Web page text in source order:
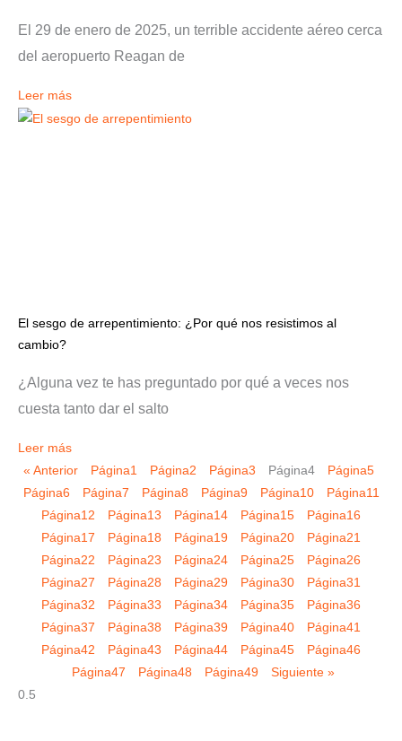
El 29 de enero de 2025, un terrible accidente aéreo cerca
del aeropuerto Reagan de
Leer más
El sesgo de arrepentimiento: ¿Por qué nos resistimos al
cambio?
¿Alguna vez te has preguntado por qué a veces nos
cuesta tanto dar el salto
Leer más
« Anterior Página1 Página2 Página3 Página4 Página5
Página6 Página7 Página8 Página9 Página10 Página11
Página12 Página13 Página14 Página15 Página16
Página17 Página18 Página19 Página20 Página21
Página22 Página23 Página24 Página25 Página26
Página27 Página28 Página29 Página30 Página31
Página32 Página33 Página34 Página35 Página36
Página37 Página38 Página39 Página40 Página41
Página42 Página43 Página44 Página45 Página46
Página47 Página48 Página49 Siguiente »